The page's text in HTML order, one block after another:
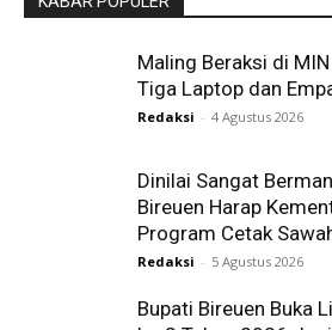
Maling Beraksi di
Tiga Laptop dan
Redaksi - 4 Agustus 2026
Dinilai Sangat
Bireuen Harap
Program Cetak
Redaksi - 5 Agustus 2026
Bupati Bireuen Buka